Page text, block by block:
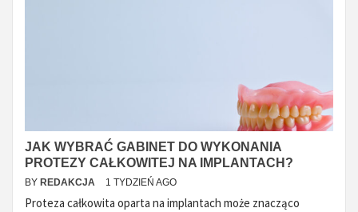
JAK WYBRAĆ GABINET DO WYKONANIA
PROTEZY CAŁKOWITEJ NA IMPLANTACH?
BY REDAKCJA 1 TYDZIEŃ AGO
Proteza całkowita oparta na implantach może znacząco